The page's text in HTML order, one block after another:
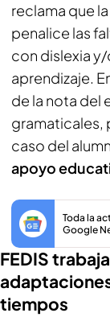
reclama que
penalice las
con dislexia
aprendizaje.
de la nota del
gramaticales,
caso del
apoyo
Toda la
Google
FEDIS
tiempos